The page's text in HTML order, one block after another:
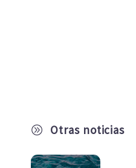
A Otras noticias